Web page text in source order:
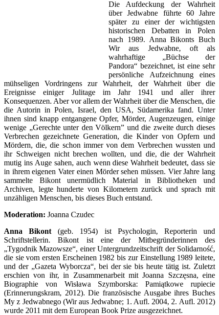
Die Aufdeckung der Wahrheit
über Jedwabne führte 60 Jahre
später zu einer der wichtigsten
historischen Debatten in Polen
nach 1989. Anna Bikonts Buch
Wir aus Jedwabne, oft als
wahrhaftige „Büchse der
Pandora“ bezeichnet, ist eine sehr
persönliche Aufzeichnung eines
mühseligen Vordringens zur Wahrheit, der Wahrheit über die
Ereignisse einiger Julitage im Jahr 1941 und aller ihrer
Konsequenzen. Aber vor allem der Wahrheit über die Menschen, die
die Autorin in Polen, Israel, den USA, Südamerika fand. Unter
ihnen sind knapp entgangene Opfer, Mörder, Augenzeugen, einige
wenige „Gerechte unter den Völkern” und die zweite durch dieses
Verbrechen gezeichnete Generation, die Kinder von Opfern und
Mördern, die, die schon immer von dem Verbrechen wussten und
ihr Schweigen nicht brechen wollten, und die, die der Wahrheit
mutig ins Auge sahen, auch wenn diese Wahrheit bedeutet, dass sie
in ihrem eigenen Vater einen Mörder sehen müssen. Vier Jahre lang
sammelte Bikont unermüdlich Material in Bibliotheken und
Archiven, legte hunderte von Kilometern zurück und sprach mit
unzähligen Menschen, bis dieses Buch entstand.
Moderation: Joanna Czudec
Anna Bikont (geb. 1954) ist Psychologin, Reporterin und
Schriftstellerin. Bikont ist eine der Mitbegründerinnen des
„Tygodnik Mazowsze“, einer Untergrundzeitschrift der Solidarność,
die sie vom ersten Erscheinen 1982 bis zur Einstellung 1989 leitete,
und der „Gazeta Wyborcza“, bei der sie bis heute tätig ist. Zuletzt
erschien von ihr, in Zusammenarbeit mit Joanna Szczęsna, eine
Biographie von Wisława Szymborska: Pamiątkowe rupiecie
(Erinnerungskram, 2012). Die französische Ausgabe ihres Buches
My z Jedwabnego (Wir aus Jedwabne; 1. Aufl. 2004, 2. Aufl. 2012)
wurde 2011 mit dem European Book Prize ausgezeichnet.